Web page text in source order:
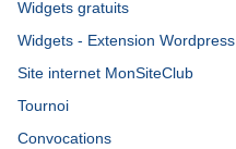
Widgets gratuits
Widgets - Extension Wordpress
Site internet MonSiteClub
Tournoi
Convocations